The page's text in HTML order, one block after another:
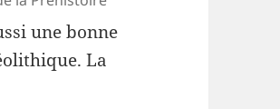
une bonne
La